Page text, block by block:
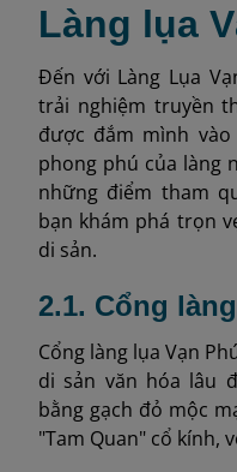
Làng lụa
Đến với Làng Lụa
trải nghiệm truyền
được đắm mình
phong phú của làng
những điểm tham
bạn khám phá trọn
di sản.
2.1. Cổng
Cổng làng lụa Vạn
di sản văn hóa lâu
bằng gạch đỏ mộc
"Tam Quan" cổ kính,